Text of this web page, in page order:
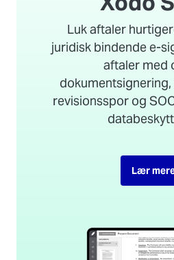
Luk aftaler
juridisk bindende e-
aftaler med
revisionsspor og
Lær